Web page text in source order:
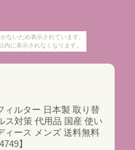
ないため表示されています。
に表示されなくなります。
ィルター 日本製 取り替
ス対策 代用品 国産 使い
ィース メンズ 送料無料
】